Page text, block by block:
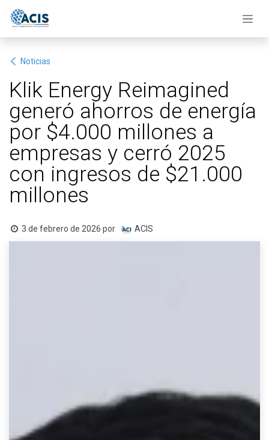
Noticias
Klik Energy Reimagined
generó ahorros de energía
por $4.000 millones a
empresas y cerró 2025
con ingresos de $21.000
millones
3 de febrero de 2026 por ACIS